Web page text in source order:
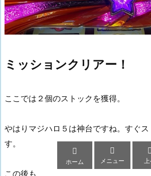
ミッションクリアー！
ここでは２個のストックを獲得。
やはりマジハロ５は神台ですね。すぐス
す。
この後も

ホーム

メニュー
